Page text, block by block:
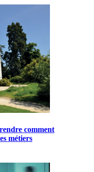
comment
métiers